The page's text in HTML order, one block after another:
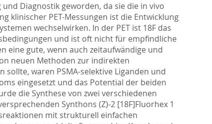
Diagnostik geworden, da sie die in vivo
klinischer PET-Messungen ist die Entwicklung
wechselwirken. In der PET ist 18F das
und ist oft nicht für empfindliche
eine gute, wenn auch zeitaufwändige und
neuen Methoden zur indirekten
waren PSMA-selektive Liganden und
eingesetzt und das Potential der beiden
die Synthese von zwei verschiedenen
Synthons (Z)-2 [18F]Fluorhex 1
mit strukturell einfachen